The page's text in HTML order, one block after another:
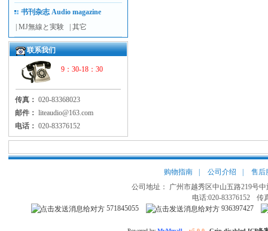
书刊杂志 Audio magazine
|MJ無線と実験 |其它
联系我们
9：30-18：30
传真： 020-83368023
邮件： liteaudio@163.com
电话： 020-83376152
购物指南 公司介绍
售后
公司地址： 广州市越秀区中山五路219号
电话:020-83376152
传
571845055
936397427